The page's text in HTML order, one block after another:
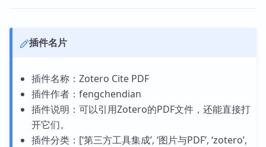
插件名片
插件名称：Zotero Cite PDF
插件作者：fengchendian
插件说明：可以引用Zotero的PDF文件，还能直接打
开它们。
插件分类：[‘第三方工具集成’, ‘图片与PDF’, ‘zotero’,